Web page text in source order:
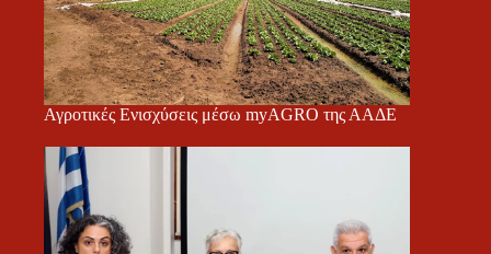
Αγροτικές Ενισχύσεις μέσω myAGRO της ΑΑΔΕ